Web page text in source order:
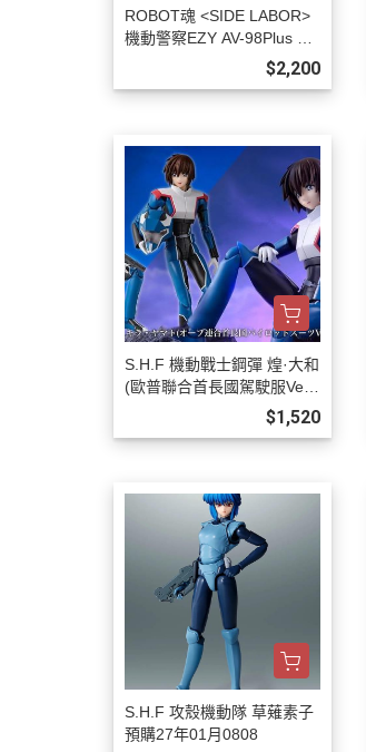
ROBOT魂 <SIDE LABOR>
機動警察EZY AV-98Plus 英
格拉姆改2號機 預購27年01
$2,200
S.H.F 機動戰士鋼彈 煌·大和
(歐普聯合首長國駕駛服Ver.)
$1,520
S.H.F 攻殼機動隊 草薙素子
預購27年01月0808